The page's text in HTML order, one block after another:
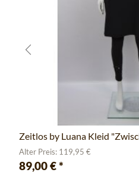
Zeitlos by Luana Kleid
Alter Preis: 119,95 €
89,00 €*